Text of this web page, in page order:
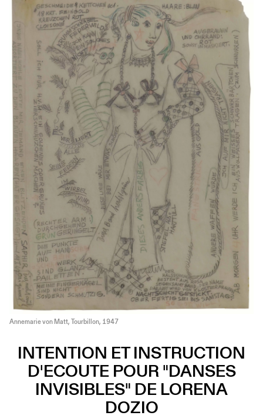
Annemarie von Matt, Tourbillon, 1947
INTENTION ET INSTRUCTION
D'ECOUTE POUR "DANSES
INVISIBLES" DE LORENA
DOZIO